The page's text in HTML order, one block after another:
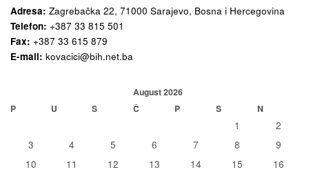
Adresa: Zagrebačka 22, 71000 Sarajevo, Bosna i Hercegovina
Telefon: +387 33 815 501
Fax: +387 33 615 879
E-mail: kovacici@bih.net.ba
August 2026
P
U S Č P S N
1
2
3
4 5 6 7 8
9
10
11 12 13 14 15
16